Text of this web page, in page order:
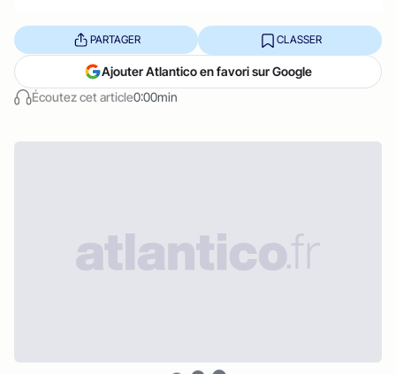
Écoutez cet article0:00min
PARTAGER CLASSER
Ajouter Atlantico en favori sur Google